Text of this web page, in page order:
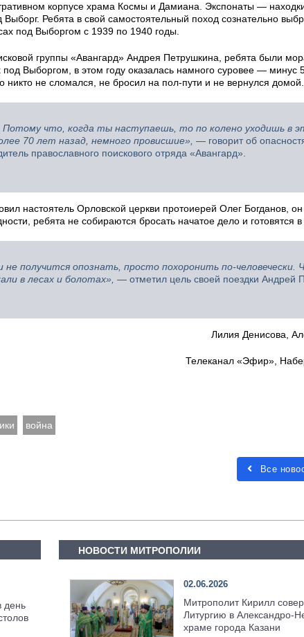
корпусе храма Космы и Дамиана. Экспонаты —
Ребята в свой самостоятельный поход сознательно
под Выборгом с 1939 по 1940 годы.
группы «Авангард» Андрея Петрушкина, ребята были
Выборгом, в этом году оказалась намного суровее — минус
не сломался, не бросил на пол-пути и не вернулся домой.
Потому что, когда ты наступаешь, то по колено уходишь в
70 лет назад, немного провисшие», — говорит об
православного поискового отряда «Авангард».
настоятель Орловской церкви протоиерей Олег Богданов,
ребята не собираются бросать начатое дело и готовятся
получится опознать, просто похоронить по-человечески.
в лесах и болотах», — отметил цель своей поездки Андрей
Лилия Денисова,
Телеканал «Эфир»,
война
Все
день
НОВОСТИ МИТРОПОЛИИ
02.06.2026
Митрополит Кирилл
Литургию в Александро-
храме города Казани